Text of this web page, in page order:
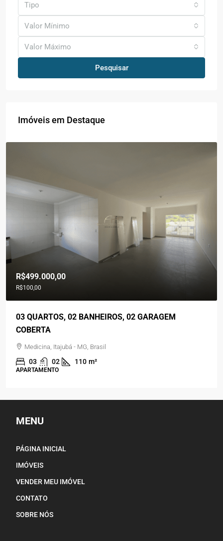
Tipo
Valor Mínimo
Valor Máximo
Pesquisar
Imóveis em Destaque
R$499.000,00
R$100,00
03 QUARTOS, 02 BANHEIROS, 02 GARAGEM
COBERTA
Medicina, Itajubá - MG, Brasil
03 02 110 m²
APARTAMENTO
MENU
PÁGINA INICIAL
IMÓVEIS
VENDER MEU IMÓVEL
CONTATO
SOBRE NÓS